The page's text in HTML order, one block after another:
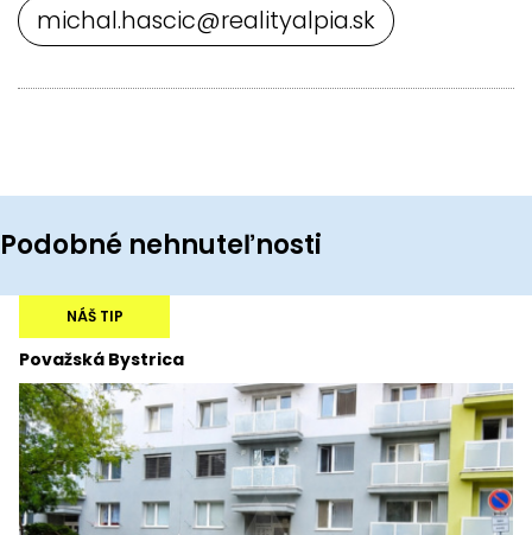
michal.hascic@realityalpia.sk
Podobné nehnuteľnosti
Považská Bystrica
NÁŠ TIP